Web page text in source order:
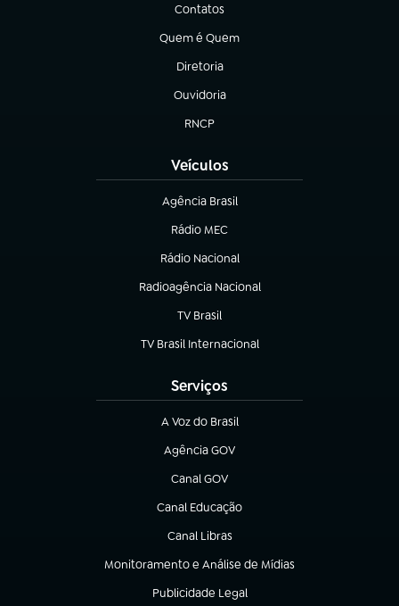
Contatos
(abre em nova aba)
Quem é Quem
(abre em nova aba)
Diretoria
(abre em nova aba)
Ouvidoria
(abre em nova aba)
RNCP
(abre em nova aba)
Veículos
Agência Brasil
(abre em nova aba)
Rádio MEC
(abre em nova aba)
Rádio Nacional
Radioagência Nacional
(abre em nova aba)
TV Brasil
(abre em nova aba)
TV Brasil Internacional
(abre em nova aba)
Serviços
A Voz do Brasil
(abre em nova aba)
Agência GOV
(abre em nova aba)
Canal GOV
(abre em nova aba)
Canal Educação
(abre em nova aba)
Canal Libras
(abre em nova aba)
Monitoramento e Análise de Mídias
(abre em nova aba)
Publicidade Legal
(abre em nova aba)